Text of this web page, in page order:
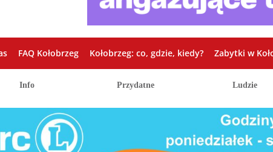
FAQ Kołobrzeg Kołobrzeg: co, gdzie, kiedy? Zabytki w
Info Przydatne Ludzie